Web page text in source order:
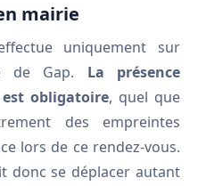
mairie
uniquement sur
de Gap. La présence
obligatoire, quel que
des empreintes
lors de ce rendez-vous.
donc se déplacer autant